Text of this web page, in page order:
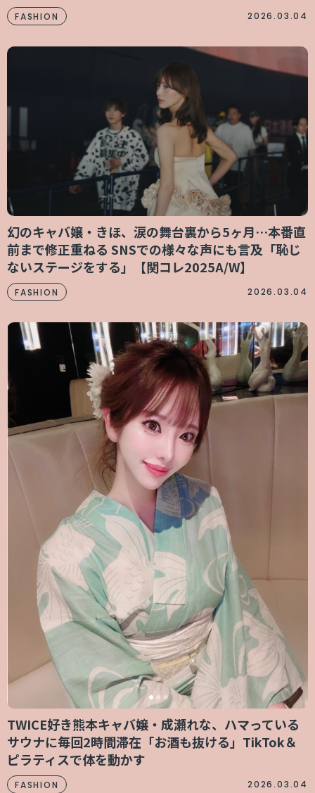
FASHION 2026.03.04
幻のキャバ嬢・きほ、涙の舞台裏から5ヶ月…本番直
前まで修正重ねる SNSでの様々な声にも言及「恥じ
ないステージをする」【関コレ2025A/W】
FASHION 2026.03.04
TWICE好き熊本キャバ嬢・成瀬れな、ハマっている
サウナに毎回2時間滞在「お酒も抜ける」TikTok＆
ピラティスで体を動かす
FASHION 2026.03.04